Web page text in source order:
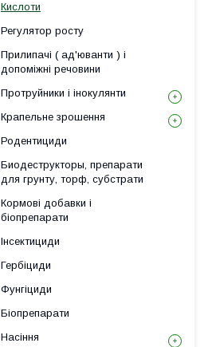
Кислоти
Регулятор росту
Прилипачі ( ад'юванти ) і
допоміжні речовини
Протруйники і інокулянти
Крапельне зрошення
Родентициди
Биодеструкторы, препарати
для грунту, торф, субстрати
Кормові добавки і
біопрепарати
Інсектициди
Гербіциди
Фунгіциди
Біопрепарати
Насіння